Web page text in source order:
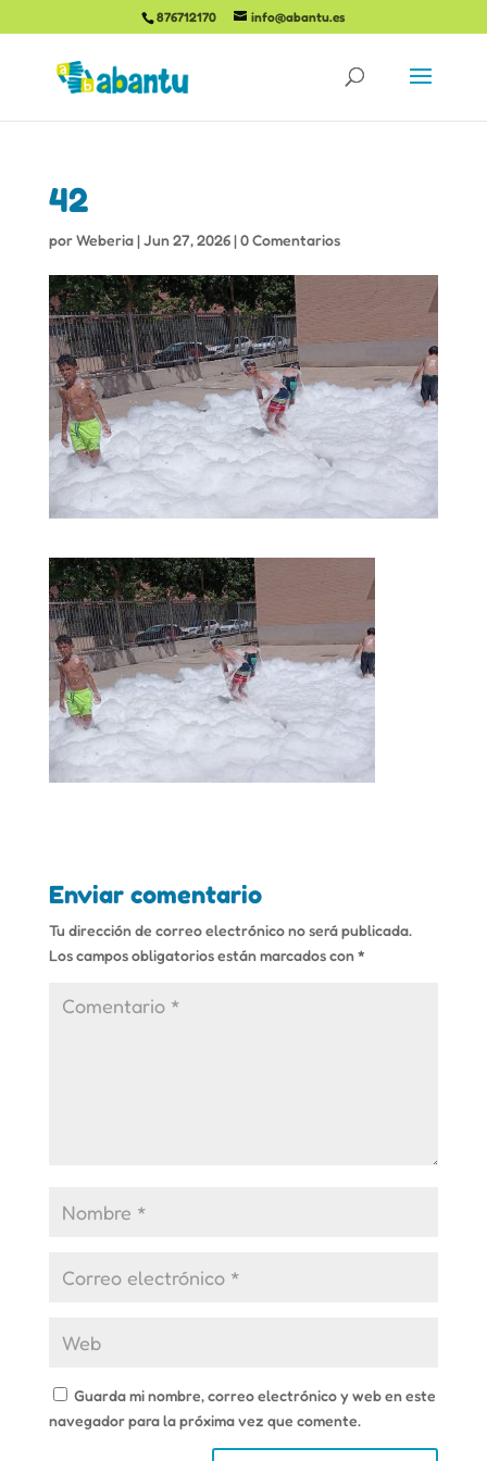
876712170 info@abantu.es
42
porWeberia|Jun 27, 2026|0 Comentarios
Enviar comentario
Tu dirección de correo electrónico no será publicada.
Los campos obligatorios están marcados con*
Guarda mi nombre, correo electrónico y web en este
navegador para la próxima vez que comente.